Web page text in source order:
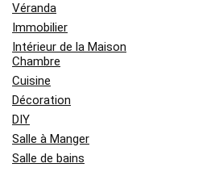
Véranda
Immobilier
Intérieur de la Maison
Chambre
Cuisine
Décoration
DIY
Salle à Manger
Salle de bains